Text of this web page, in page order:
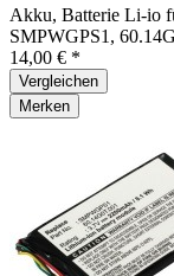
Akku, Batterie Li-io
SMPWGPS1,
14,00 € *
Vergleichen
Merken